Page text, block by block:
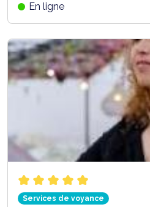
En ligne
Services de voyance